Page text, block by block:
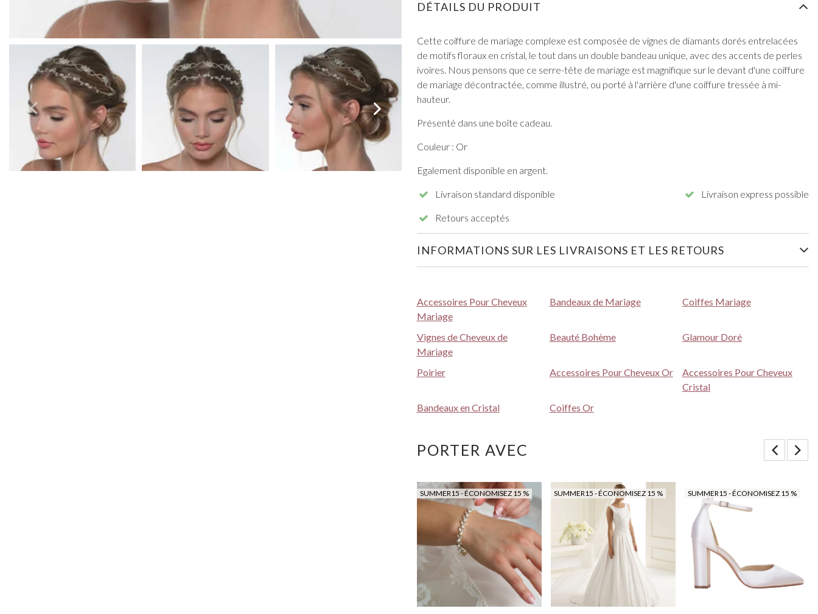
Boucles D'Oreilles de Bal
Bracelets de Bal
Colliers de Bal
Ensembles de Bijoux de Bal
Bijoux de Bal de fin D'Année en Argent
Bijoux de Bal en Or
TOUT VOIR DE BAL DE PROMO
DÉTAILS DU PRODUIT
Cette coiffure de mariage complexe est composée de vignes de diamants dorés entrelacées
de motifs floraux en cristal, le tout dans un double bandeau unique, avec des accents de perles
ivoires. Nous pensons que ce serre-tête de mariage est magnifique sur le devant d'une coiffure
de mariage décontractée, comme illustré, ou porté à l'arrière d'une coiffure tressée à mi-
hauteur.
Présenté dans une boîte cadeau.
Couleur : Or
Egalement disponible en argent.
Livraison standard disponible Livraison express possible
Retours acceptés
INFORMATIONS SUR LES LIVRAISONS ET LES RETOURS
Accessoires Pour Cheveux
Mariage
Bandeaux de Mariage Coiffes Mariage
Vignes de Cheveux de
Mariage
Beauté Bohème Glamour Doré
Poirier Accessoires Pour Cheveux Or
Accessoires Pour Cheveux
Cristal
Bandeaux en Cristal
Coiffes Or
PORTER AVEC
SUMMER15 - ÉCONOMISEZ 15 % SUMMER15 - ÉCONOMISEZ 15 % SUMMER15 - ÉCONOMISEZ 15 %